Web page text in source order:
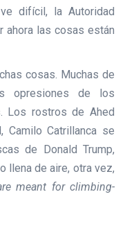
difícil, la Autoridad
ahora las cosas están
cosas. Muchas de
opresiones de los
Los rostros de Ahed
Camilo Catrillanca se
de Donald Trump,
llena de aire, otra vez,
meant for climbing-